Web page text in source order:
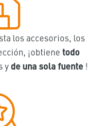
los accesorios, los
¡obtiene todo
y de una sola fuente!